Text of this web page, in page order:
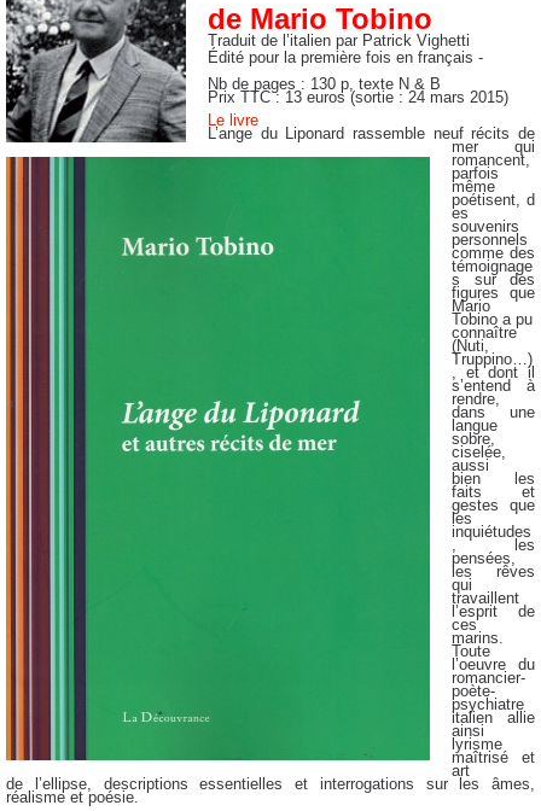
de Mario Tobino
Traduit de l’italien par Patrick Vighetti
Édité pour la première fois en français -
Nb de pages : 130 p, texte N & B
Prix TTC : 13 euros (sortie : 24 mars 2015)
Le livre
L’ange du Liponard rassemble neuf récits de
mer qui
romancent,
parfois
même
poétisent, d
es
souvenirs
personnels
comme des
témoignage
s sur des
figures que
Mario
Tobino a pu
connaître
(Nuti,
Truppino…)
, et dont il
s’entend à
rendre,
dans une
langue
sobre,
ciselée,
aussi
bien les
faits et
gestes que
les
inquiétudes
, les
pensées,
les rêves
qui
travaillent
l’esprit de
ces
marins.
Toute
l’oeuvre du
romancier-
poète-
psychiatre
italien allie
ainsi
lyrisme
maîtrisé et
art
de l’ellipse, descriptions essentielles et interrogations sur les âmes,
réalisme et poésie.